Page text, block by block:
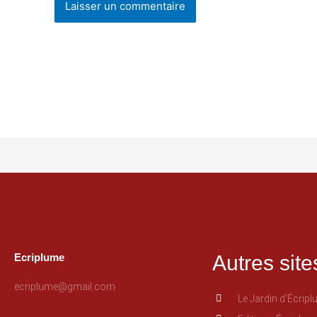
Ecriplume
ecriplume@gmail.com
Autres
Le Jardin